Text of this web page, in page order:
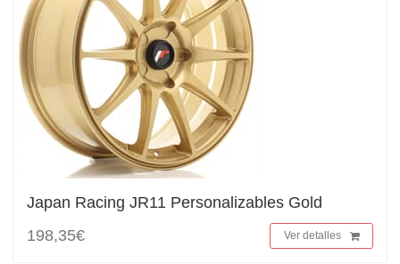
Japan Racing JR11 Personalizables Gold
198,35€
Ver detalles